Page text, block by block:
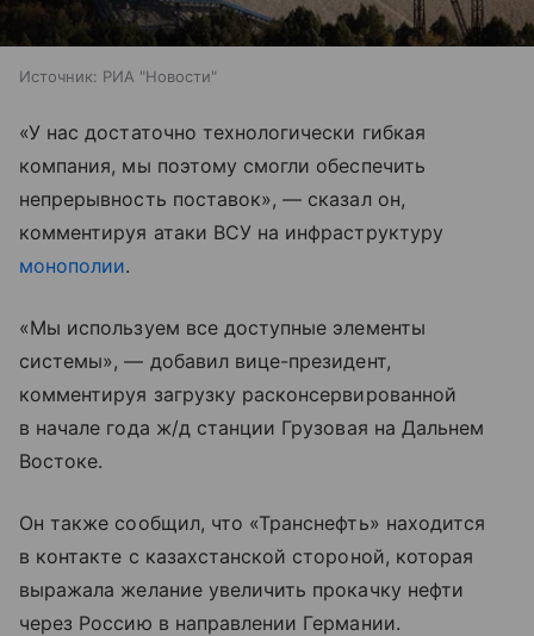
Источник: РИА "Новости"
«У нас достаточно технологически гибкая
компания, мы поэтому смогли обеспечить
непрерывность поставок», — сказал он,
комментируя атаки ВСУ на инфраструктуру
монополии.
«Мы используем все доступные элементы
системы», — добавил вице-президент,
комментируя загрузку расконсервированной
в начале года ж/д станции Грузовая на Дальнем
Востоке.
Он также сообщил, что «Транснефть» находится
в контакте с казахстанской стороной, которая
выражала желание увеличить прокачку нефти
через Россию в направлении Германии.